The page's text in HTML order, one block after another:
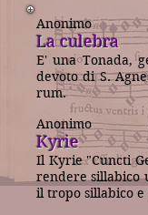
Anonimo
La culebra
E' una Tonada,
devoto di S.
rum.
Anonimo
Kyrie
Il Kyrie "Cuncti
rendere sillabico
il tropo sillabico